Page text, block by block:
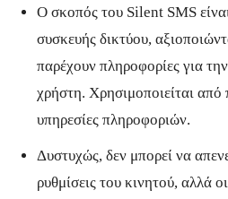
Ο σκοπός του Silent SMS
συσκευής δικτύου,
παρέχουν πληροφορίες για
χρήστη. Χρησιμοποιείται
υπηρεσίες πληροφοριών.
Δυστυχώς, δεν μπορεί να
ρυθμίσεις του κινητού, αλλά